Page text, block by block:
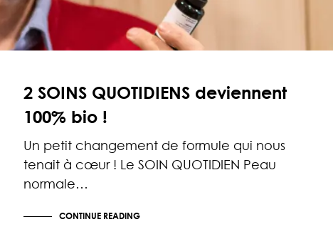
2 SOINS QUOTIDIENS deviennent
100% bio !
Un petit changement de formule qui nous
tenait à cœur ! Le SOIN QUOTIDIEN Peau
normale…
CONTINUE READING